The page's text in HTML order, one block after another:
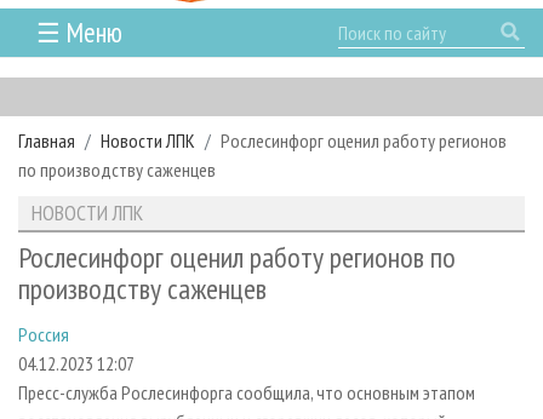
☰ Меню
ГЛАВНАЯ
РУБРИКИ И ТЕМЫ
РУБРИКИ ЖУРНАЛА
ЛЕСОЗАГОТОВКА
ЛЕСОПИЛЕНИЕ
СУШКА ДРЕВЕСИНЫ
ПРОИЗВОДСТВО ДРЕВЕСНЫХ ПЛИТ
НОВОСТИ
НОВОСТИ ЛПК
НОВОСТИ ЖУРНАЛА
ПРОЕКТЫ ЛПИ
АНАЛИТИКА
ПРЕДПРИЯТИЯ ЛПК
ПЕРСОНЫ
МОБИЛЬНЫЕ ВЫСТАВКИ
АРХИВ ЖУРНАЛОВ
О ЖУРНАЛЕ
КОНТАКТЫ
РЕКЛАМОДАТЕЛЯМ
РЕКЛАМА
РЕКЛАМА НА САЙТЕ
Главная Новости ЛПК
Рослесинфорг оценил работу регионов
по производству саженцев
НОВОСТИ ЛПК
Рослесинфорг оценил работу регионов по
производству саженцев
Россия
04.12.2023 12:07
Пресс-служба Рослесинфорга сообщила, что основным этапом